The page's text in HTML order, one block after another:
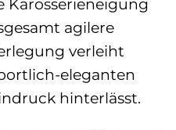
agilere
verleiht
eleganten
hinterlässt.